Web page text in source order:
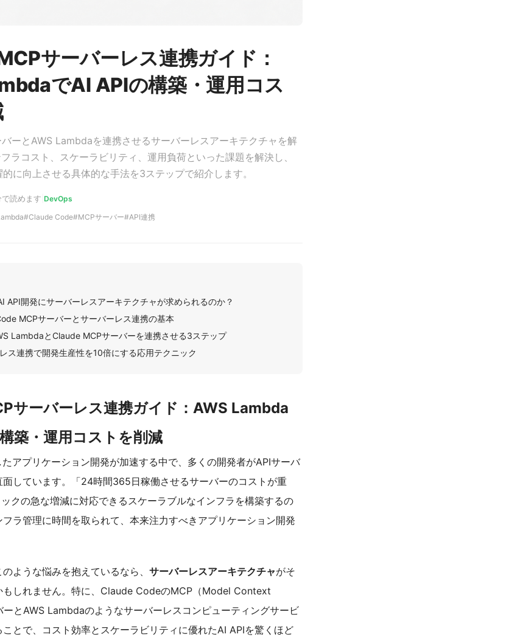
サーバーレス連携ガイド：
でAI APIの構築・運用コス
ーとAWS Lambdaを連携させるサーバーレスアーキテクチャを解
ラコスト、スケーラビリティ、運用負荷といった課題を解決し、
に向上させる具体的な手法を3ステップで紹介します。
で読めます DevOps
Claude Code MCPサーバー API連携
API開発にサーバーレスアーキテクチャが求められるのか？
MCPサーバーとサーバーレス連携の基本
LambdaとClaude MCPサーバーを連携させる3ステップ
ス連携で開発生産性を10倍にする応用テクニック
サーバーレス連携ガイド：AWS Lambda
築・運用コストを削減
アプリケーション開発が加速する中で、多くの開発者がAPIサーバ
面しています。「24時間365日稼働させるサーバーのコストが重
クの急な増減に対応できるスケーラブルなインフラを構築するの
ラ管理に時間を取られて、本来注力すべきアプリケーション開発
ような悩みを抱えているなら、 サーバーレスアーキテクチャがそ
もしれません。特に、Claude CodeのMCP（Model Context
とAWS Lambdaのようなサーバーレスコンピューティングサービ
とで、コスト効率とスケーラビリティに優れたAI APIを驚くほど